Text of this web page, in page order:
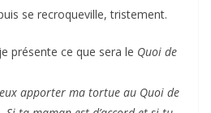
se recroqueville, tristement.
présente ce que sera le Quoi de
apporter ma tortue au Quoi de